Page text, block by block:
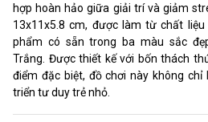
hợp hoàn hảo giữa giải trí và giảm
13x11x5.8 cm, được làm từ chất
phẩm có sẵn trong ba màu sắc
Trắng. Được thiết kế với bốn thách
điểm đặc biệt, đồ chơi này không
triển tư duy trẻ nhỏ.